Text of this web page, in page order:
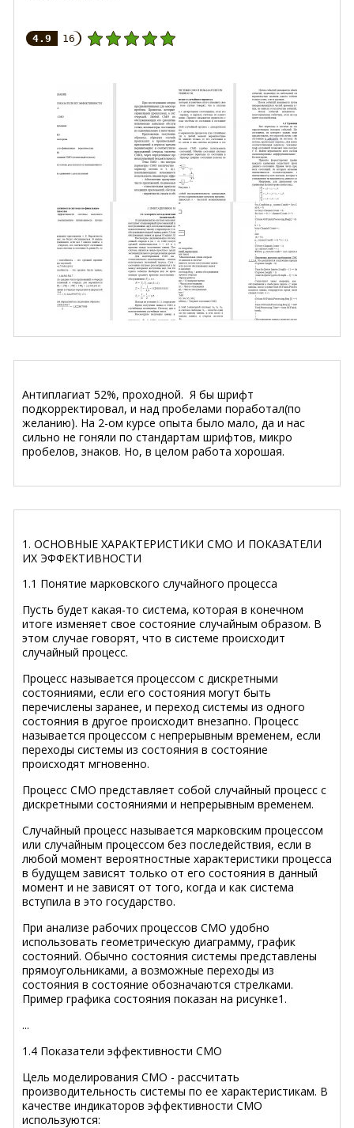
4.9 16
Антиплагиат 52%, проходной. Я бы шрифт
подкорректировал, и над пробелами поработал(по
желанию). На 2-ом курсе опыта было мало, да и нас
сильно не гоняли по стандартам шрифтов, микро
пробелов, знаков. Но, в целом работа хорошая.
1. ОСНОВНЫЕ ХАРАКТЕРИСТИКИ СМО И ПОКАЗАТЕЛИ
ИХ ЭФФЕКТИВНОСТИ
1.1 Понятие марковского случайного процесса
Пусть будет какая-то система, которая в конечном
итоге изменяет свое состояние случайным образом. В
этом случае говорят, что в системе происходит
случайный процесс.
Процесс называется процессом с дискретными
состояниями, если его состояния могут быть
перечислены заранее, и переход системы из одного
состояния в другое происходит внезапно. Процесс
называется процессом с непрерывным временем, если
переходы системы из состояния в состояние
происходят мгновенно.
Процесс СMO представляет собой случайный процесс с
дискретными состояниями и непрерывным временем.
Случайный процесс называется марковским процессом
или случайным процессом без последействия, если в
любой момент вероятностные характеристики процесса
в будущем зависят только от его состояния в данный
момент и не зависят от того, когда и как система
вступила в это государство.
При анализе рабочих процессов СMO удобно
использовать геометрическую диаграмму, график
состояний. Обычно состояния системы представлены
прямоугольниками, а возможные переходы из
состояния в состояние обозначаются стрелками.
Пример графика состояния показан на рисунке1.
...
1.4 Показатели эффективности СМО
Цель моделирования СМО - рассчитать
производительность системы по ее характеристикам. В
качестве индикаторов эффективности СМО
используются: